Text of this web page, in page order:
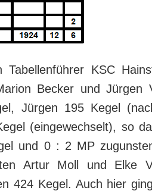
KSC
Becker und Jürgen
Jürgen 195 Kegel
(eingewechselt), so
und 0 : 2 MP
Artur Moll und Elke
424 Kegel. Auch hier